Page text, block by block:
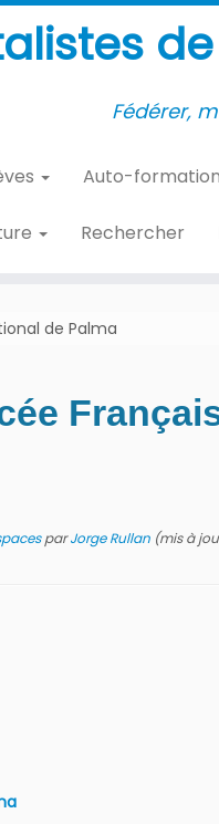
Fédérer,
Auto-formation
Rechercher
de Palma
parJorge Rullan (mis à